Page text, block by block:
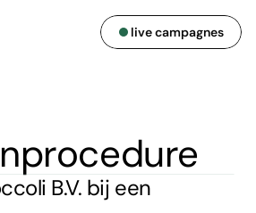
B.V. bij een
live campagnes